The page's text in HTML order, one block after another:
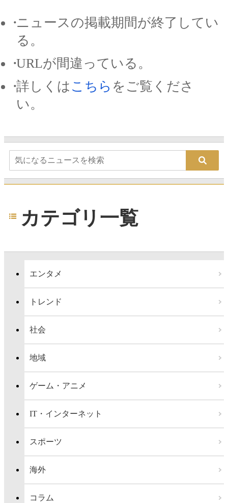
ニュースの掲載期間が終了してい
る。
URLが間違っている。
詳しくは こちら をご覧くださ
い。
カテゴリ一覧
エンタメ
トレンド
社会
地域
ゲーム・アニメ
IT・インターネット
スポーツ
海外
コラム